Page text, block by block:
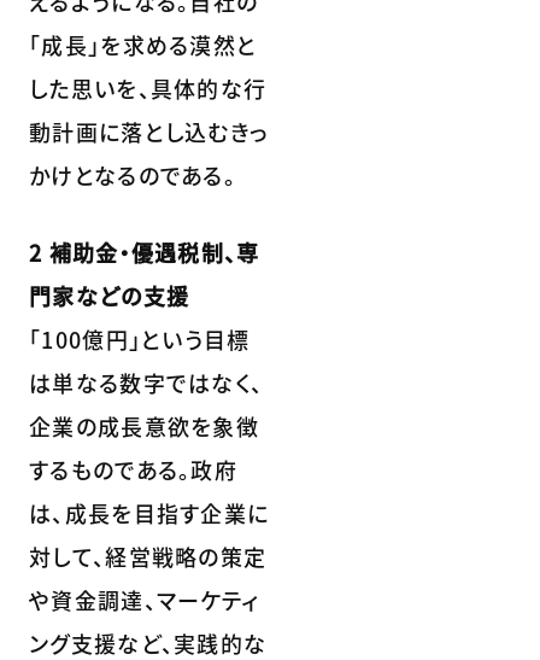
「成長」を求める漠然と
した思いを、具体的な行
動計画に落とし込むきっ
かけとなるのである。
2 補助金・優遇税制、専
門家などの支援
「100億円」という目標
は単なる数字ではなく、
企業の成長意欲を象徴
するものである。政府
は、成長を目指す企業に
対して、経営戦略の策定
や資金調達、マーケティ
ング支援など、実践的な